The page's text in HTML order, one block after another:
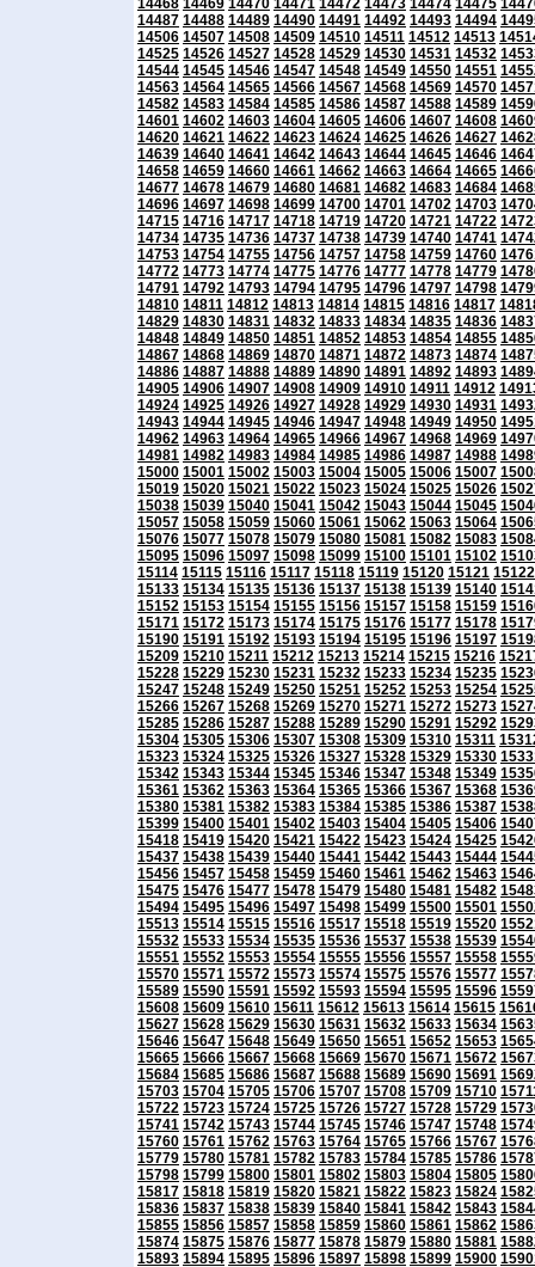
14468 14469 14470 14471 14472 14473 14474 14475
14487 14488 14489 14490 14491 14492 14493 14494
14506 14507 14508 14509 14510 14511 14512 14513
14525 14526 14527 14528 14529 14530 14531 14532
14544 14545 14546 14547 14548 14549 14550 14551
14563 14564 14565 14566 14567 14568 14569 14570
14582 14583 14584 14585 14586 14587 14588 14589
14601 14602 14603 14604 14605 14606 14607 14608
14620 14621 14622 14623 14624 14625 14626 14627
14639 14640 14641 14642 14643 14644 14645 14646
14658 14659 14660 14661 14662 14663 14664 14665
14677 14678 14679 14680 14681 14682 14683 14684
14696 14697 14698 14699 14700 14701 14702 14703
14715 14716 14717 14718 14719 14720 14721 14722
14734 14735 14736 14737 14738 14739 14740 14741
14753 14754 14755 14756 14757 14758 14759 14760
14772 14773 14774 14775 14776 14777 14778 14779
14791 14792 14793 14794 14795 14796 14797 14798
14810 14811 14812 14813 14814 14815 14816 14817
14829 14830 14831 14832 14833 14834 14835 14836
14848 14849 14850 14851 14852 14853 14854 14855
14867 14868 14869 14870 14871 14872 14873 14874
14886 14887 14888 14889 14890 14891 14892 14893
14905 14906 14907 14908 14909 14910 14911 14912
14924 14925 14926 14927 14928 14929 14930 14931
14943 14944 14945 14946 14947 14948 14949 14950
14962 14963 14964 14965 14966 14967 14968 14969
14981 14982 14983 14984 14985 14986 14987 14988
15000 15001 15002 15003 15004 15005 15006 15007
15019 15020 15021 15022 15023 15024 15025 15026
15038 15039 15040 15041 15042 15043 15044 15045
15057 15058 15059 15060 15061 15062 15063 15064
15076 15077 15078 15079 15080 15081 15082 15083
15095 15096 15097 15098 15099 15100 15101 15102
15114 15115 15116 15117 15118 15119 15120 15121 15122
15133 15134 15135 15136 15137 15138 15139 15140
15152 15153 15154 15155 15156 15157 15158 15159
15171 15172 15173 15174 15175 15176 15177 15178
15190 15191 15192 15193 15194 15195 15196 15197
15209 15210 15211 15212 15213 15214 15215 15216
15228 15229 15230 15231 15232 15233 15234 15235
15247 15248 15249 15250 15251 15252 15253 15254
15266 15267 15268 15269 15270 15271 15272 15273
15285 15286 15287 15288 15289 15290 15291 15292
15304 15305 15306 15307 15308 15309 15310 15311
15323 15324 15325 15326 15327 15328 15329 15330
15342 15343 15344 15345 15346 15347 15348 15349
15361 15362 15363 15364 15365 15366 15367 15368
15380 15381 15382 15383 15384 15385 15386 15387
15399 15400 15401 15402 15403 15404 15405 15406
15418 15419 15420 15421 15422 15423 15424 15425
15437 15438 15439 15440 15441 15442 15443 15444
15456 15457 15458 15459 15460 15461 15462 15463
15475 15476 15477 15478 15479 15480 15481 15482
15494 15495 15496 15497 15498 15499 15500 15501
15513 15514 15515 15516 15517 15518 15519 15520
15532 15533 15534 15535 15536 15537 15538 15539
15551 15552 15553 15554 15555 15556 15557 15558
15570 15571 15572 15573 15574 15575 15576 15577
15589 15590 15591 15592 15593 15594 15595 15596
15608 15609 15610 15611 15612 15613 15614 15615
15627 15628 15629 15630 15631 15632 15633 15634
15646 15647 15648 15649 15650 15651 15652 15653
15665 15666 15667 15668 15669 15670 15671 15672
15684 15685 15686 15687 15688 15689 15690 15691
15703 15704 15705 15706 15707 15708 15709 15710
15722 15723 15724 15725 15726 15727 15728 15729
15741 15742 15743 15744 15745 15746 15747 15748
15760 15761 15762 15763 15764 15765 15766 15767
15779 15780 15781 15782 15783 15784 15785 15786
15798 15799 15800 15801 15802 15803 15804 15805
15817 15818 15819 15820 15821 15822 15823 15824
15836 15837 15838 15839 15840 15841 15842 15843
15855 15856 15857 15858 15859 15860 15861 15862
15874 15875 15876 15877 15878 15879 15880 15881
15893 15894 15895 15896 15897 15898 15899 15900